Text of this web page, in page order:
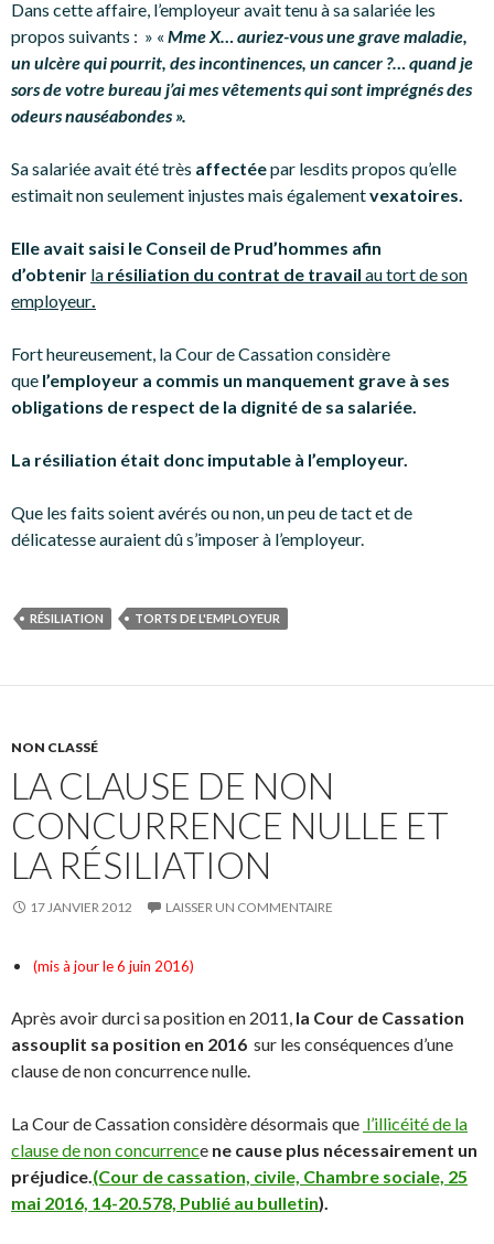
Dans cette affaire, l’employeur avait tenu à sa salariée les
propos suivants : » « Mme X… auriez-vous une grave maladie,
un ulcère qui pourrit, des incontinences, un cancer ?… quand je
sors de votre bureau j’ai mes vêtements qui sont imprégnés des
odeurs nauséabondes ».
Sa salariée avait été très affectéepar lesdits propos qu’elle
estimait non seulement injustes mais égalementvexatoires.
Elle avait saisi le Conseil de Prud’hommes afin
d’obtenir la résiliation du contrat de travail au tort de son
employeur.
Fort heureusement, la Cour de Cassation considère
que l’employeur a commis un manquement grave à ses
obligations de respect de la dignité de sa salariée.
La résiliation était donc imputable à l’employeur.
Que les faits soient avérés ou non, un peu de tact et de
délicatesse auraient dû s’imposer à l’employeur.
RÉSILIATION TORTS DE L'EMPLOYEUR
NON CLASSÉ
LA CLAUSE DE NON
CONCURRENCE NULLE ET
LA RÉSILIATION
17 JANVIER 2012 LAISSER UN COMMENTAIRE
(mis à jour le 6 juin 2016)
Après avoir durci sa position en 2011, la Cour de Cassation
assouplit sa position en 2016 sur les conséquences d’une
clause de non concurrence nulle.
La Cour de Cassation considère désormais que l’illicéité de la
clause de non concurrence ne cause plus nécessairement un
préjudice.(Cour de cassation, civile, Chambre sociale, 25
mai 2016, 14-20.578, Publié au bulletin).